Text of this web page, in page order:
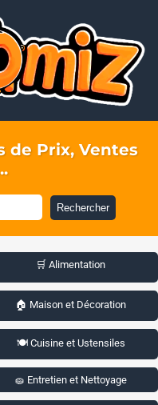
de Prix, Ventes
Rechercher
🛒 Alimentation
🏠 Maison et Décoration
🍽️ Cuisine et Ustensiles
🧽 Entretien et Nettoyage